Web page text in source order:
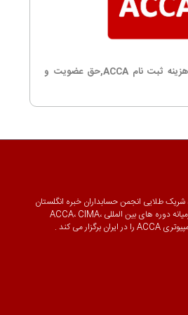
همه چیز در ارتباط با هزینه ثبت نام ACCA,حق عضویت و
شریک طلایی انجمن حسابداران خبره انگلستان
با همکاری کالج فینیکس خاورمیانه دوره های بین المللی ACCA، CIMA،